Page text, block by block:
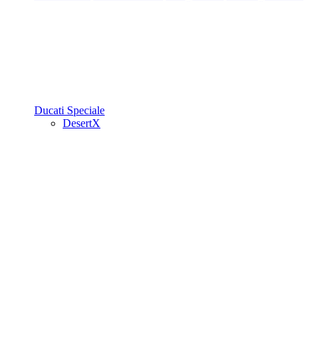
Ducati Speciale
DesertX